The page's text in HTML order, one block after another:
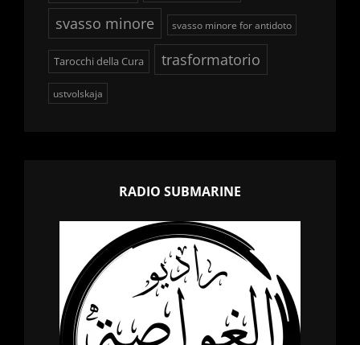
svasso minore svasso minore for antidoto
Tarocchi della Cura trasformatorio
ustvolskaja
RADIO SUBMARINE